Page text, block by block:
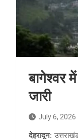
बागेश्वर
जारी
July 6, 2026
देहरादून: